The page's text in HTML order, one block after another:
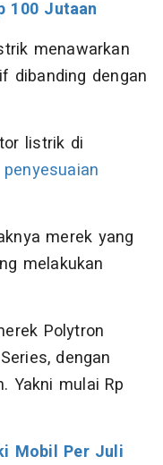
100 Jutaan
menawarkan
dibanding dengan
listrik di
penyesuaian
merek yang
melakukan
Polytron
dengan
Yakni mulai Rp
Mobil Per Juli